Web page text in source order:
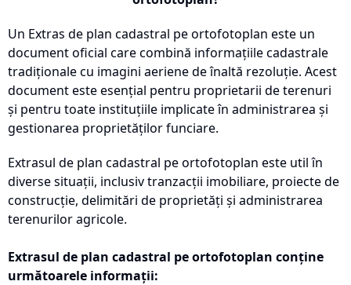
Un Extras de plan cadastral pe ortofotoplan este un
document oficial care combină informațiile cadastrale
tradiționale cu imagini aeriene de înaltă rezoluție. Acest
document este esențial pentru proprietarii de terenuri
și pentru toate instituțiile implicate în administrarea și
gestionarea proprietăților funciare.
Extrasul de plan cadastral pe ortofotoplan este util în
diverse situații, inclusiv tranzacții imobiliare, proiecte de
construcție, delimitări de proprietăți și administrarea
terenurilor agricole.
Extrasul de plan cadastral pe ortofotoplan conține
următoarele informații: